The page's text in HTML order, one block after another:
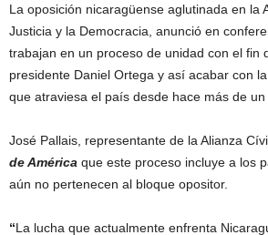
La oposición nicaragüense aglutinada en la
Justicia y la Democracia, anunció en
trabajan en un proceso de unidad con el fin
presidente Daniel Ortega y así acabar con
que atraviesa el país desde hace más de un
José Pallais, representante de la Alianza
de América que este proceso incluye a los
aún no pertenecen al bloque opositor.
“La lucha que actualmente enfrenta